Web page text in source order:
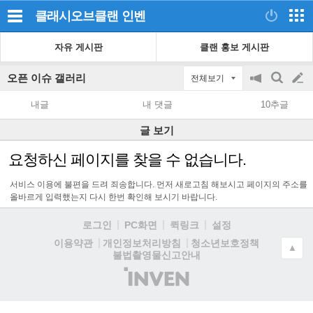
클래시오브클랜 인벤
자유 게시판 클랜 홍보 게시판
오픈 이슈 갤러리 전체보기
공
지
on/off
검
색
글
쓰
기
내글 내 댓글 10추글
글 보기
요청하신 페이지를 찾을 수 없습니다.
서비스 이용에 불편을 드려 죄송합니다. 먼저 새로고침 해보시고 페이지의 주소를
올바르게 입력했는지 다시 한번 확인해 보시기 바랍니다.
로그인 PC화면 퀵링크
설정
이용약관
개인정보처리방침
청소년보호정책
불법촬영물신고안내
(주)
인
▲